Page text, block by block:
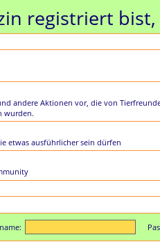
registriert
andere Aktionen vor, die von
wurden.
etwas ausführlicher sein dürfen